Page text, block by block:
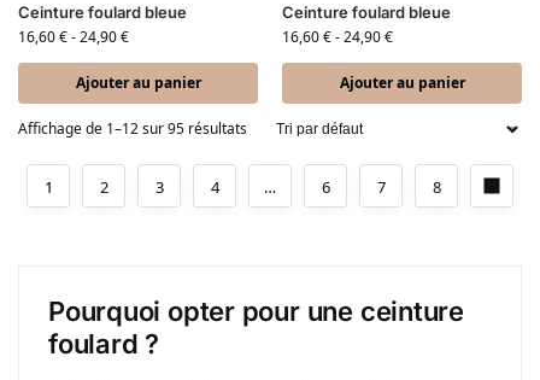
Ceinture foulard bleue
16,60€-24,90€
Ajouter au panier
Ceinture foulard bleue
16,60€-24,90€
Ajouter au panier
Affichage de 1–12 sur 95 résultats
1 2 3 4 … 6 7 8
Pourquoi opter pour une ceinture
foulard ?